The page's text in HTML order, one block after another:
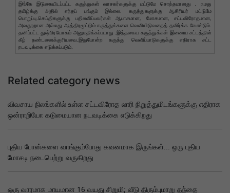
இங்கே இடுகையிடப்பட்ட கருத்துகள் வாசகர்களுக்கு மட்டுமே சொந்தமானது , நமது
தமிழ்க்கு அதில் எந்தப் பங்கும் இல்லை. கருத்துகளுக்கு ஆசிரியர் மட்டுமே
பொறுப்பு.செய்திகளுக்கு பதிலளிப்பவர்கள் ஆபாசமான, மோசமான, சட்டவிரோதமான,
அவதூறான அல்லது ஆத்திரமூட்டும் கருத்துக்களை வெளியிடுவதைத் தவிர்க்க வேண்டும்.
தனிப்பட்ட துஷ்பிரயோகம் அனுமதிக்கப்படாது .இத்தகைய கருத்துக்கள் இணைய சட்டத்தின்
கீழ் தண்டனைக்குரியவை.இதுபோன்ற கருத்து வெளிப்பாடுகளுக்கு எதிராக சட்ட
நடவடிக்கை எடுக்கப்படும்.
Related category news
விவசாய நிலங்களில் உள்ள சட்டவிரோத லாரி நிறுத்துமிடங்களுக்கு எதிராக
ஒன்ராறியோ கடுமையான நடவடிக்கை எடுக்கிறது
புதிய போன்களை வாங்கும்போது கவனமாக இருங்கள்... ஒரு புதிய
மோசடி நடைபெற்று வருகிறது
ஒரு வாரமாக மாயமான 16 வயது சிறுமி; வீடு திரும்புமாறு தந்தை